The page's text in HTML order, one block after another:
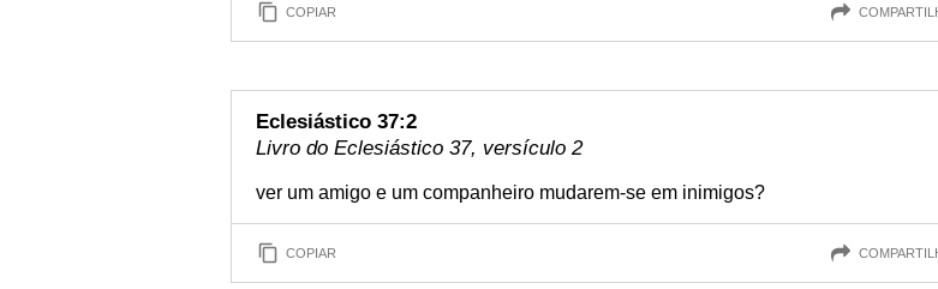
COPIAR
Eclesiástico 37:2
Livro do Eclesiástico 37, versículo 2
ver um amigo e um companheiro mudarem-se em inimigos?
COPIAR